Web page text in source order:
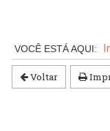
Voltar